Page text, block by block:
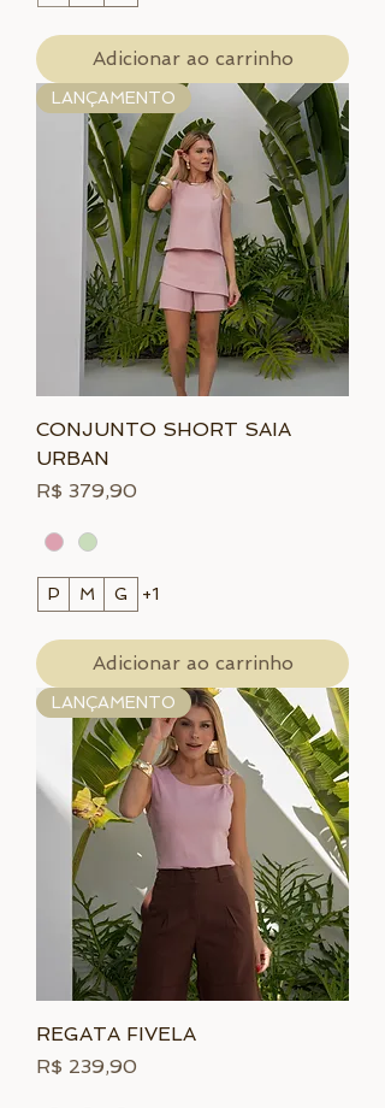
Adicionar ao carrinho
LANÇAMENTO
CONJUNTO SHORT SAIA
URBAN
Preço
R$ 379,90
P M G +1
Adicionar ao carrinho
LANÇAMENTO
REGATA FIVELA
Preço
R$ 239,90